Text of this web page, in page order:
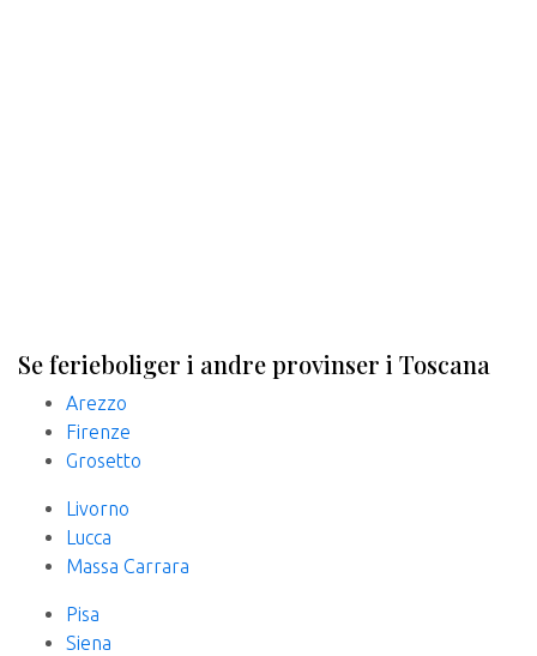
Se ferieboliger i andre provinser i Toscana
Arezzo
Firenze
Grosetto
Livorno
Lucca
Massa Carrara
Pisa
Siena